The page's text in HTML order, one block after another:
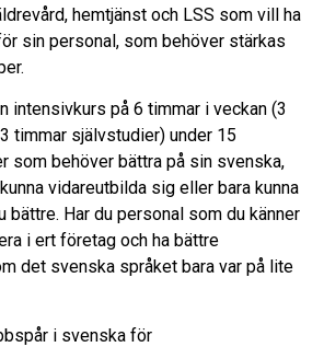
hemtjänst och LSS som vill ha
sin personal, som behöver stärkas
intensivkurs på 6 timmar i veckan (3
timmar självstudier) under 15
som behöver bättra på sin svenska,
vidareutbilda sig eller bara kunna
bättre. Har du personal som du känner
i ert företag och ha bättre
det svenska språket bara var på lite
i svenska för